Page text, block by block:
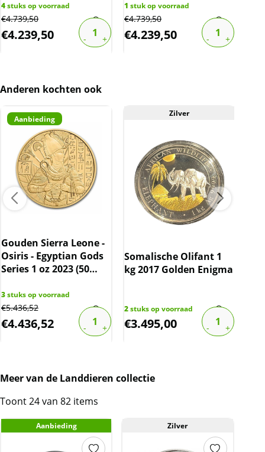
4stuks op voorraad
€4.739,50
€4.239,50
1 stuk op voorraad
€4.739,50
€4.239,50
Anderen kochten ook
Aanbieding
Gouden Sierra Leone -
Osiris - Egyptian Gods
Series 1 oz 2023 (50
3stuks op voorraad
€5.436,52
€4.436,52
Zilver
Somalische Olifant 1
kg 2017 Golden Enigma
2stuks op voorraad
€3.495,00
Meer van de Landdieren collectie
Toont 24 van 82 items
Aanbieding Zilver